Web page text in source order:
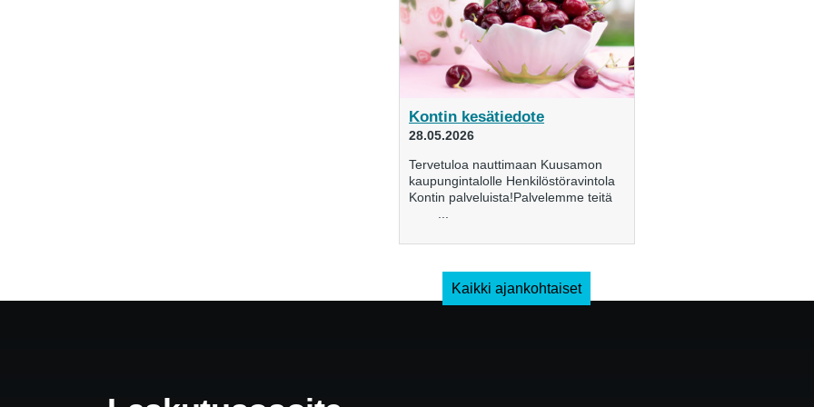
Kontin kesätiedote
28.05.2026
Tervetuloa nauttimaan Kuusamon
kaupungintalolle Henkilöstöravintola
Kontin palveluista!Palvelemme teitä
Kaikki ajankohtaiset